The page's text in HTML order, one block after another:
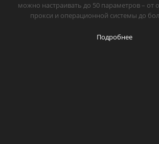
можно настраивать до 50 параметров – от
прокси и операционной системы до
Подробнее